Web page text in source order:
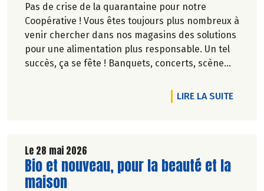
Pas de crise de la quarantaine pour notre
Coopérative ! Vous êtes toujours plus nombreux à
venir chercher dans nos magasins des solutions
pour une alimentation plus responsable. Un tel
succès, ça se fête ! Banquets, concerts, scène
LIRE LA SUITEDE
Le 28 mai 2026
Lire la suite de l'article
Bio et nouveau, pour la beauté et la
maison